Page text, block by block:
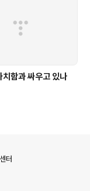
치함과 싸우고 있나
터